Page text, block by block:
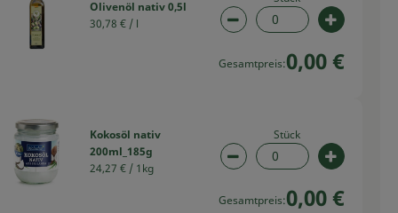
ändern
Olivenöl nativ 0,5l
30,78 € / l Artikelanzahl
Gesamtpreis:0,00 €
ändern
Kokosöl nativ
200ml_185g
24,27 € / 1kg
Stück
Artikelanzahl
Gesamtpreis:0,00 €